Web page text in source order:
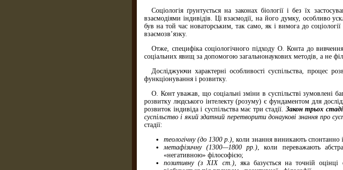
Соціологія ґрунтується на законах біології і без їх
взаємодіями індивідів. Ці взаємодії, на його думку, особливо
був на той час новаторським, так само, як і вимога до
взаємозв’язку.
Отже, специфіка соціологічного підходу О. Конта до
соціальних явищ за допомогою загальнонаукових методів, а не
Досліджуючи характерні особливості суспільства, процес
функціонування і розвитку.
О. Конт уважав, що соціальні зміни в суспільстві зумовлені
розвитку людського інтелекту (розуму) є фундаментом для
розвиток індивіда і суспільства має три стадії. Закон трьох
суспільство і який здатний перетворити донаукові знання про
стадії:
теологічну (до 1300 р.), коли знання виникають спонтанно
метафізичну (1300—1800 рр.), коли переважають
«негативною» філософією;
позитивну (з ХІХ ст.), яка базується на точній оцінці